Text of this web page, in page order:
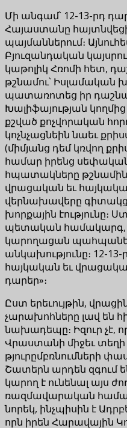
Մի անգամ՝ 12-13-րդ
Հայաստանը
պայմաններում։
Բյուզանդական
կաթոլիկ Հռոմի հետ,
թշնամու՝ Իսլամական
պատառոտեց իր
Խալիֆայության
քշված քոչվորական
կոչնչացնեին նաեւ
(միմյանց դեմ կռվող
համար իրենց
հպատակները
վրացական եւ
վերնախավերը
խորքային էությունը։
պետական համակարգ,
կարողացան պահպանել
անկախությունը։ 12-
հայկական եւ
դարեր»։
Ըստ երեւույթին,
չարախոհները լավ են
նախադեպը։ Իզուր չէ,
Վրաստանի միջեւ տեղի
թյուրըմբռնումների
Շատերն արդեն զգում
կարող է ունենալ այս
ռազմավարական
նորեկ, ինչպիսին է
որն իրեն Հարավային